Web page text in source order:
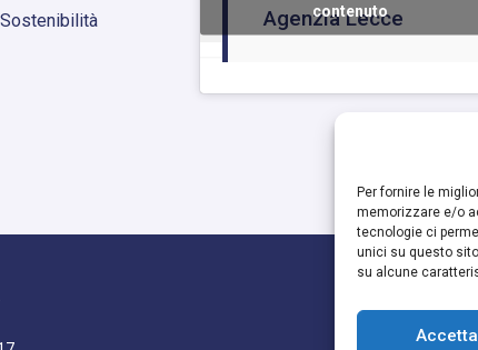
Per fornire le
memorizzare e/o
tecnologie ci
unici su questo
su alcune
Accetta
Agenzia Lecce
contenuto